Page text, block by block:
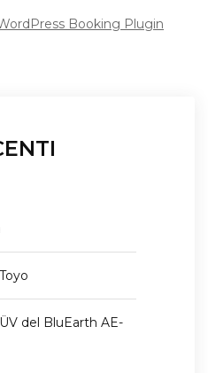
Booking Plugin
del BluEarth AE-